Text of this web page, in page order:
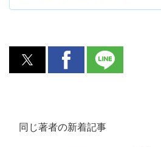
同じ著者の新着記事